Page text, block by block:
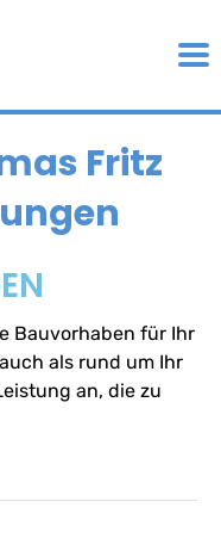
Fritz
Bauvorhaben für Ihr
als rund um Ihr
an, die zu